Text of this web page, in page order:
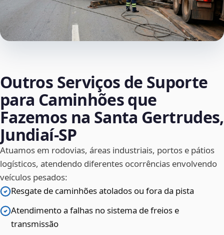
Outros Serviços de Suporte
para Caminhões que
Fazemos na Santa Gertrudes,
Jundiaí‑SP
Atuamos em rodovias, áreas industriais, portos e pátios
logísticos, atendendo diferentes ocorrências envolvendo
veículos pesados:
Resgate de caminhões atolados ou fora da pista
Atendimento a falhas no sistema de freios e
transmissão